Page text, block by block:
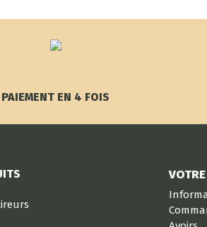
PAIEMENT EN 4 FOIS